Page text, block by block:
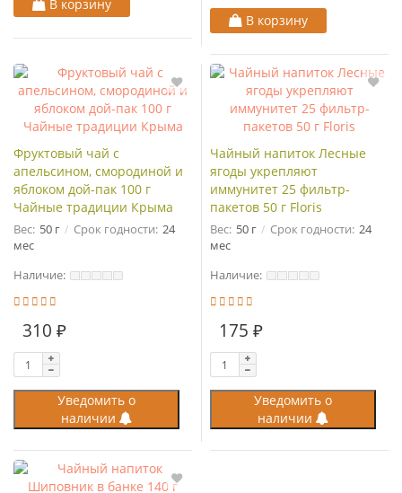
В корзину
В корзину
Фруктовый чай с
апельсином, смородиной и
яблоком дой-пак 100 г
Чайные традиции Крыма
Вес: 50 г Срок годности: 24
мес
Наличие:
310 ₽
Уведомить о
наличии
Чайный напиток Лесные
ягоды укрепляют
иммунитет 25 фильтр-
пакетов 50 г Floris
Вес: 50 г Срок годности: 24
мес
Наличие:
175 ₽
Уведомить о
наличии